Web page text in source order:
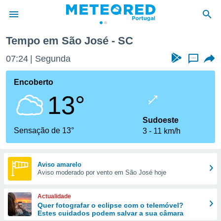
da
foi
fornecidas
a este
das
forma
digital
Tempo em São José - SC
07:24 Segunda ...
Encoberto
13°
Sensação de 13°
Sudoeste
3
11 km/h
Aviso amarelo
Aviso moderado por vento em São José hoje
Actualidade
Quer fotografar o eclipse com o telemóvel?
Estes cuidados podem salvar a sua câmara